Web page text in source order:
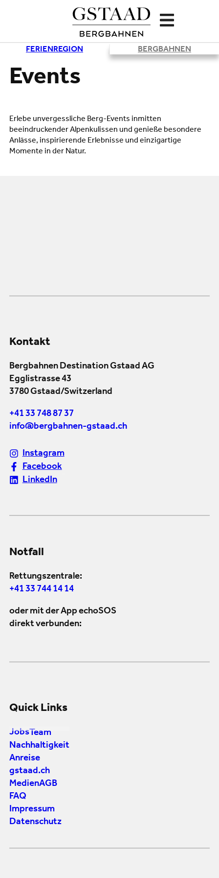
FERIENREGION BERGBAHNEN
Events
Erlebe unvergessliche Berg-Events inmitten
beeindruckender Alpenkulissen und genieße besondere
Anlässe, inspirierende Erlebnisse und einzigartige
Momente in der Natur.
Kontakt
Bergbahnen Destination Gstaad AG
Egglistrasse 43
3780 Gstaad/Switzerland
+41 33 748 87 37
info@bergbahnen-gstaad.ch
Instagram
Facebook
LinkedIn
Notfall
Rettungszentrale:
+41 33 744 14 14
oder mit der App echoSOS
direkt verbunden:
Quick Links
Jobs Team
Nachhaltigkeit
Anreise
gstaad.ch
MedienAGB
FAQ
Impressum
Datenschutz